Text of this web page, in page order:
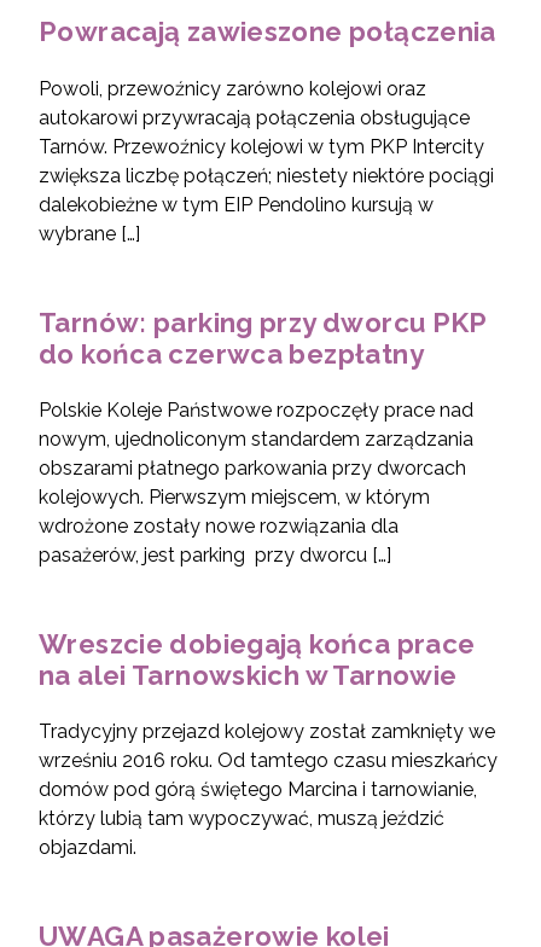
Powracają zawieszone połączenia
Powoli, przewoźnicy zarówno kolejowi oraz
autokarowi przywracają połączenia obsługujące
Tarnów. Przewoźnicy kolejowi w tym PKP Intercity
zwiększa liczbę połączeń; niestety niektóre pociągi
dalekobieżne w tym EIP Pendolino kursują w
wybrane […]
Tarnów: parking przy dworcu PKP
do końca czerwca bezpłatny
Polskie Koleje Państwowe rozpoczęły prace nad
nowym, ujednoliconym standardem zarządzania
obszarami płatnego parkowania przy dworcach
kolejowych. Pierwszym miejscem, w którym
wdrożone zostały nowe rozwiązania dla
pasażerów, jest parking przy dworcu […]
Wreszcie dobiegają końca prace
na alei Tarnowskich w Tarnowie
Tradycyjny przejazd kolejowy został zamknięty we
wrześniu 2016 roku. Od tamtego czasu mieszkańcy
domów pod górą świętego Marcina i tarnowianie,
którzy lubią tam wypoczywać, muszą jeździć
objazdami.
UWAGA pasażerowie kolei